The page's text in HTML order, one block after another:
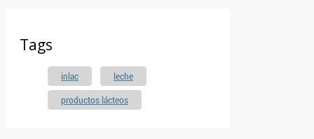
Tags
inlac leche
productos lácteos